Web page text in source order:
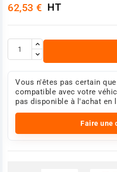
62,53 € HT
Vous n'êtes pas certain
compatible avec votre
pas disponible à l'achat en
Faire une